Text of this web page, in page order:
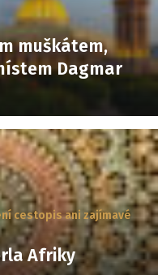
muškátem,
Dagmar
cestopis ani zajímavé
Afriky